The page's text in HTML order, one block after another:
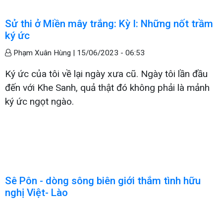
Sử thi ở Miền mây trắng: Kỳ I: Những nốt trầm
ký ức
Phạm Xuân Hùng | 15/06/2023 - 06:53
Ký ức của tôi về lại ngày xưa cũ. Ngày tôi lần đầu
đến với Khe Sanh, quả thật đó không phải là mảnh
ký ức ngọt ngào.
Sê Pôn - dòng sông biên giới thắm tình hữu
nghị Việt- Lào